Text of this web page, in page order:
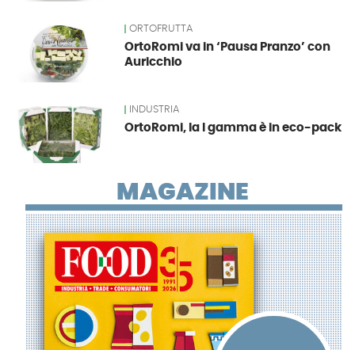
ORTOFRUTTA
OrtoRomi va in ‘Pausa Pranzo’ con
Auricchio
INDUSTRIA
OrtoRomi, la I gamma è in eco-pack
MAGAZINE